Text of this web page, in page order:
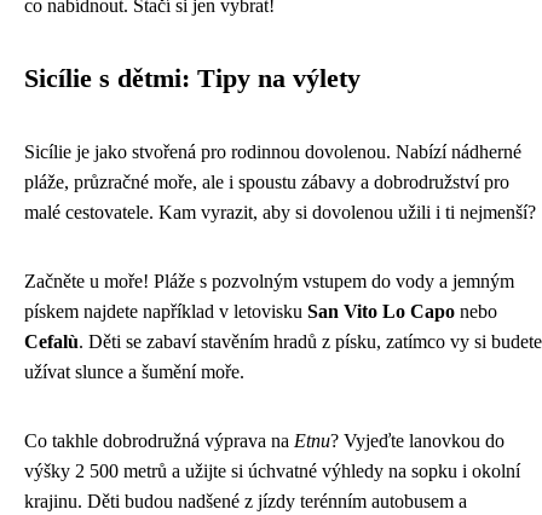
co nabídnout. Stačí si jen vybrat!
Sicílie s dětmi: Tipy na výlety
Sicílie je jako stvořená pro rodinnou dovolenou. Nabízí nádherné
pláže, průzračné moře, ale i spoustu zábavy a dobrodružství pro
malé cestovatele. Kam vyrazit, aby si dovolenou užili i ti nejmenší?
Začněte u moře! Pláže s pozvolným vstupem do vody a jemným
pískem najdete například v letovisku San Vito Lo Capo nebo
Cefalù. Děti se zabaví stavěním hradů z písku, zatímco vy si budete
užívat slunce a šumění moře.
Co takhle dobrodružná výprava na Etnu? Vyjeďte lanovkou do
výšky 2 500 metrů a užijte si úchvatné výhledy na sopku i okolní
krajinu. Děti budou nadšené z jízdy terénním autobusem a